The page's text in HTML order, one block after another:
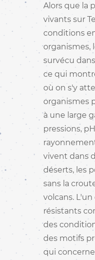
Alors que la
vivants sur
conditions
organismes,
survécu
ce qui
où on s'y
organismes
à une large
pressions,
vivent dans
déserts, les
sans la
volcans.
résistants
des
des motifs
qui